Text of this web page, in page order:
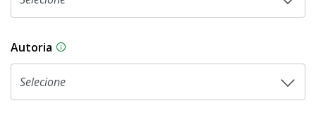
Autoria As proposições legislativas na CLDF podem